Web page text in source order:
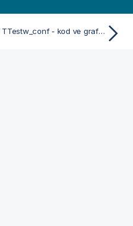
TTestw_conf - kod ve grafik fonksiyonu